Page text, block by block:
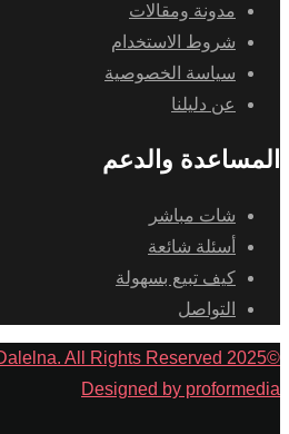
مدونة ومقالات
شروط الاستخدام
سياسة الخصوصية
عن دليلنا
المساعدة والدعم
شات مباشر
أسئلة شائعة
كيف تبيع بسهولة
التواصل
©2025 Dalelna. All Rights Reserved.
Designed by proformedia